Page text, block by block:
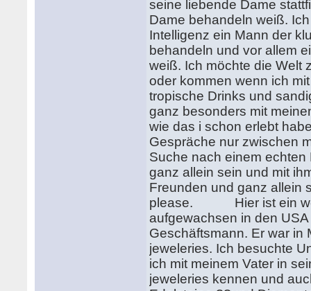
seine liebende Dame
Dame behandeln weiß.
Intelligenz ein Mann der
behandeln und vor allem
weiß. Ich möchte die Welt
oder kommen wenn ich
tropische Drinks und
ganz besonders mit
wie das i schon erlebt
Gespräche nur zwischen
Suche nach einem
ganz allein sein und mit
Freunden und ganz allein
please. Hier ist ein
aufgewachsen in den
Geschäftsmann. Er war in
jeweleries. Ich besuchte
ich mit meinem Vater in
jeweleries kennen und